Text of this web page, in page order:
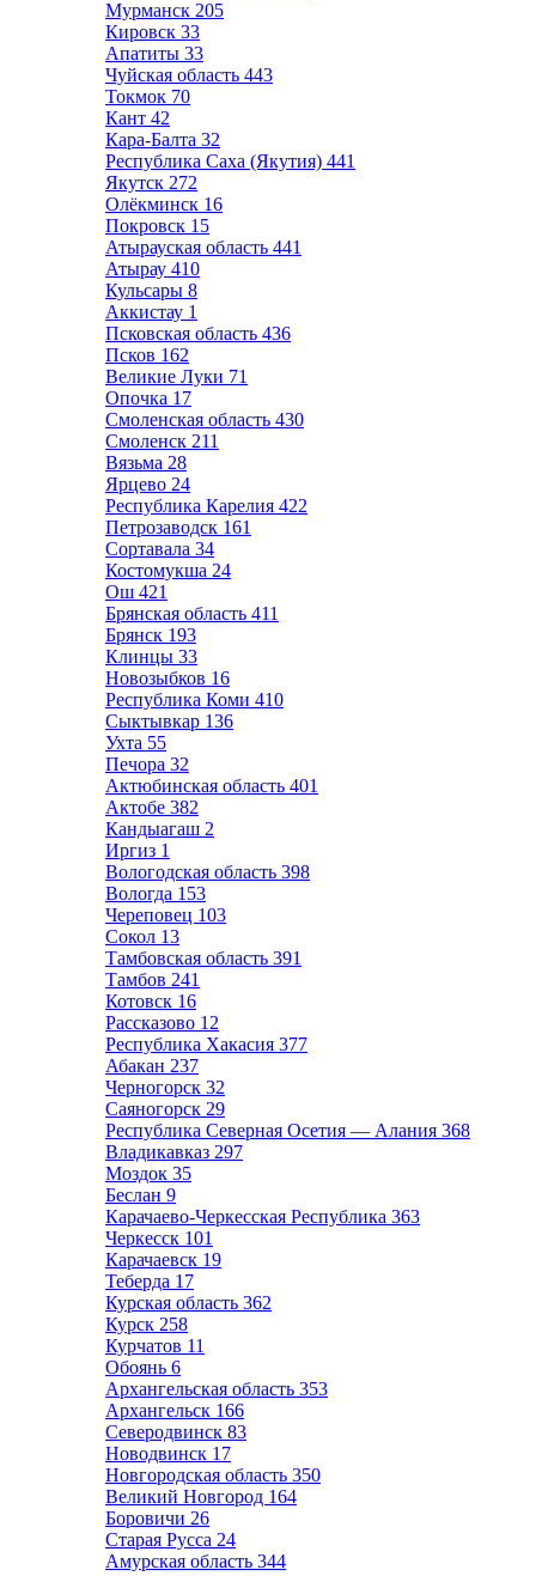
Мурманск 205
Кировск 33
Апатиты 33
Чуйская область 443
Токмок 70
Кант 42
Кара-Балта 32
Республика Саха (Якутия) 441
Якутск 272
Олёкминск 16
Покровск 15
Атырауская область 441
Атырау 410
Кульсары 8
Аккистау 1
Псковская область 436
Псков 162
Великие Луки 71
Опочка 17
Смоленская область 430
Смоленск 211
Вязьма 28
Ярцево 24
Республика Карелия 422
Петрозаводск 161
Сортавала 34
Костомукша 24
Ош 421
Брянская область 411
Брянск 193
Клинцы 33
Новозыбков 16
Республика Коми 410
Сыктывкар 136
Ухта 55
Печора 32
Актюбинская область 401
Актобе 382
Кандыагаш 2
Иргиз 1
Вологодская область 398
Вологда 153
Череповец 103
Сокол 13
Тамбовская область 391
Тамбов 241
Котовск 16
Рассказово 12
Республика Хакасия 377
Абакан 237
Черногорск 32
Саяногорск 29
Республика Северная Осетия — Алания 368
Владикавказ 297
Моздок 35
Беслан 9
Карачаево-Черкесская Республика 363
Черкесск 101
Карачаевск 19
Теберда 17
Курская область 362
Курск 258
Курчатов 11
Обоянь 6
Архангельская область 353
Архангельск 166
Северодвинск 83
Новодвинск 17
Новгородская область 350
Великий Новгород 164
Боровичи 26
Старая Русса 24
Амурская область 344